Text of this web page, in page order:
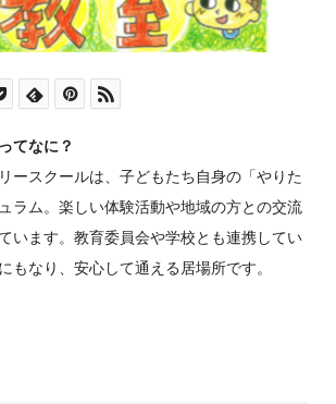
てなに？
ースクールは、子どもたち自身の「やりた
ラム。楽しい体験活動や地域の方との交流
います。教育委員会や学校とも連携してい
もなり、安心して通える居場所です。